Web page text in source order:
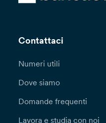
Contattaci
Numeri utili
Dove siamo
Domande frequenti
Lavora e studia con noi